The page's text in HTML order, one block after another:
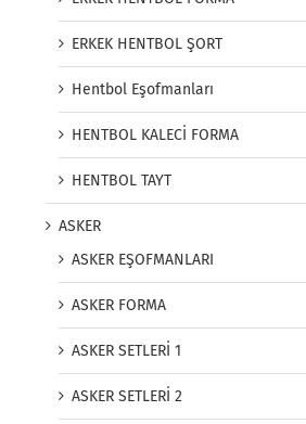
ERKEK HENTBOL ŞORT
Hentbol Eşofmanları
HENTBOL KALECİ FORMA
HENTBOL TAYT
ASKER
ASKER EŞOFMANLARI
ASKER FORMA
ASKER SETLERİ 1
ASKER SETLERİ 2